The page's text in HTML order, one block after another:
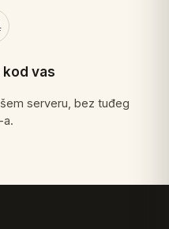
vas
serveru, bez tuđeg
a.